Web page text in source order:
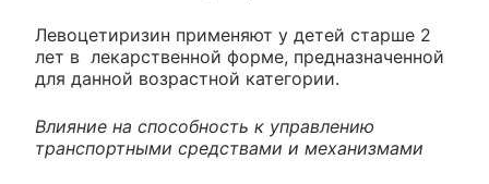
Левоцетиризин применяют у детей старше 2
лет в лекарственной форме, предназначенной
для данной возрастной категории.
Влияние на способность к управлению
транспортными средствами и механизмами